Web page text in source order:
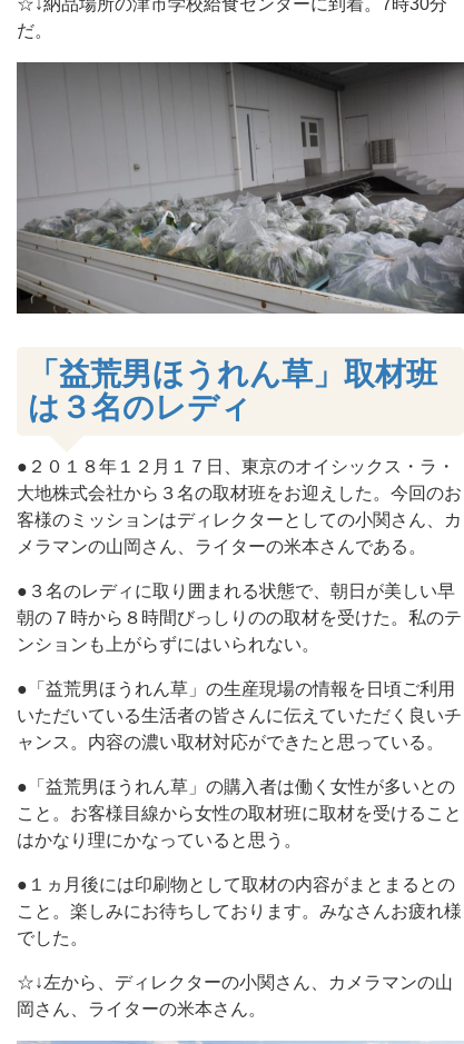
☆↓納品場所の津市学校給食センターに到着。7時30分
だ。
「益荒男ほうれん草」取材班
は３名のレディ
●２０１８年１２月１７日、東京のオイシックス・ラ・
大地株式会社から３名の取材班をお迎えした。今回のお
客様のミッションはディレクターとしての小関さん、カ
メラマンの山岡さん、ライターの米本さんである。
●３名のレディに取り囲まれる状態で、朝日が美しい早
朝の７時から８時間びっしりのの取材を受けた。私のテ
ンションも上がらずにはいられない。
●「益荒男ほうれん草」の生産現場の情報を日頃ご利用
いただいている生活者の皆さんに伝えていただく良いチ
ャンス。内容の濃い取材対応ができたと思っている。
●「益荒男ほうれん草」の購入者は働く女性が多いとの
こと。お客様目線から女性の取材班に取材を受けること
はかなり理にかなっていると思う。
●１ヵ月後には印刷物として取材の内容がまとまるとの
こと。楽しみにお待ちしております。みなさんお疲れ様
でした。
☆↓左から、ディレクターの小関さん、カメラマンの山
岡さん、ライターの米本さん。